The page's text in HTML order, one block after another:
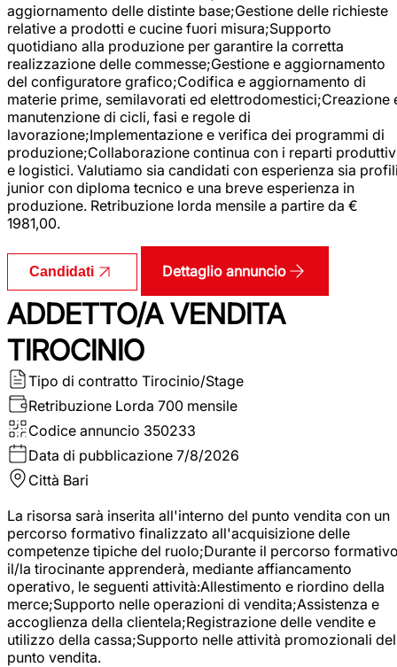
aggiornamento delle distinte base;Gestione delle richieste
relative a prodotti e cucine fuori misura;Supporto
quotidiano alla produzione per garantire la corretta
realizzazione delle commesse;Gestione e aggiornamento
del configuratore grafico;Codifica e aggiornamento di
materie prime, semilavorati ed elettrodomestici;Creazione
manutenzione di cicli, fasi e regole di
lavorazione;Implementazione e verifica dei programmi di
produzione;Collaborazione continua con i reparti
e logistici. Valutiamo sia candidati con esperienza sia
junior con diploma tecnico e una breve esperienza in
produzione. Retribuzione lorda mensile a partire da €
1981,00.
Candidati Dettaglio annuncio
ADDETTO/A VENDITA
TIROCINIO
Tipo di contratto Tirocinio/Stage
Retribuzione Lorda 700 mensile
Codice annuncio 350233
Data di pubblicazione 7/8/2026
Città Bari
La risorsa sarà inserita all'interno del punto vendita con un
percorso formativo finalizzato all'acquisizione delle
competenze tipiche del ruolo;Durante il percorso
il/la tirocinante apprenderà, mediante affiancamento
operativo, le seguenti attività:Allestimento e riordino della
merce;Supporto nelle operazioni di vendita;Assistenza e
accoglienza della clientela;Registrazione delle vendite e
utilizzo della cassa;Supporto nelle attività promozionali del
punto vendita.